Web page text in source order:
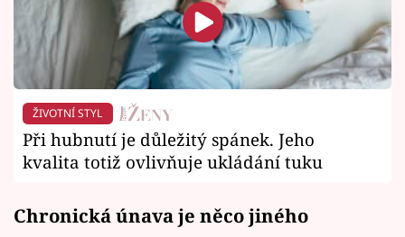
ŽIVOTNÍ STYL
Při hubnutí je důležitý spánek. Jeho
kvalita totiž ovlivňuje ukládání tuku
Chronická únava je něco jiného